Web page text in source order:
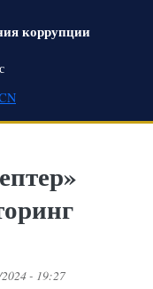
коррупции
- 19:27